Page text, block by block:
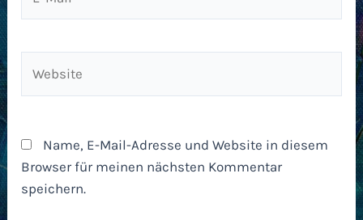
Mail*
Name, E-Mail-Adresse und Website in diesem
Browser für meinen nächsten Kommentar
speichern.